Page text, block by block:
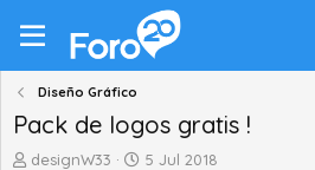
Diseño Gráfico
Pack de logos gratis !
A
designW33
F
5 Jul 2018